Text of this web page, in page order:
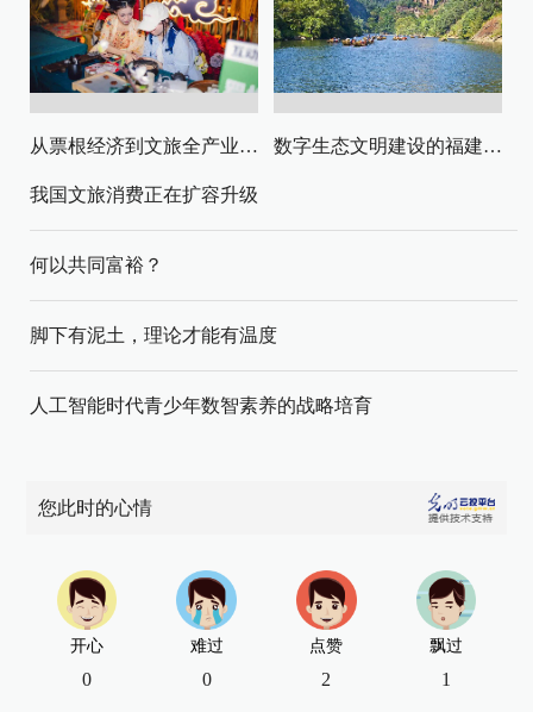
从票根经济到文旅全产业链升级 数字生态文明建设的福建路径与启示
我国文旅消费正在扩容升级
何以共同富裕？
脚下有泥土，理论才能有温度
人工智能时代青少年数智素养的战略培育
您此时的心情
开心
0
难过
0
点赞
2
飘过
1